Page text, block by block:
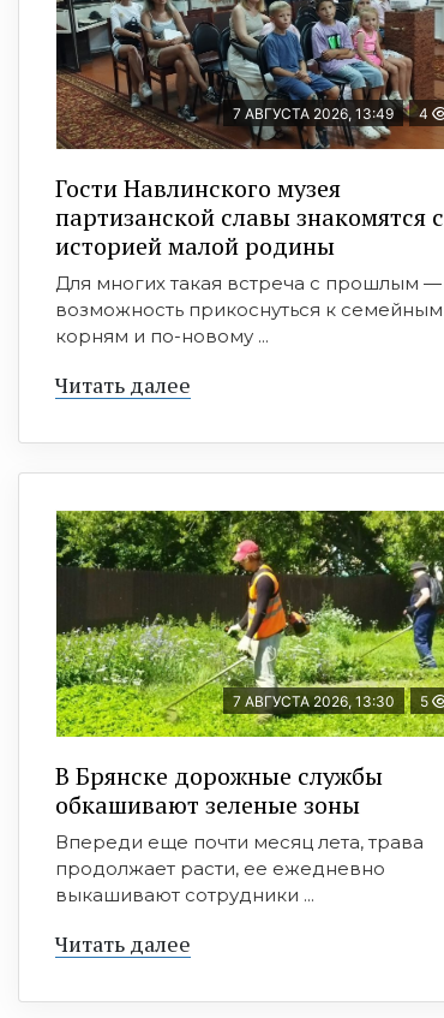
7 АВГУСТА 2026, 13:49 4
Гости Навлинского музея
партизанской славы знакомятся с
историей малой родины
Для многих такая встреча с прошлым —
возможность прикоснуться к семейным
корням и по-новому ...
Читать далее
7 АВГУСТА 2026, 13:30 5
В Брянске дорожные службы
обкашивают зеленые зоны
Впереди еще почти месяц лета, трава
продолжает расти, ее ежедневно
выкашивают сотрудники ...
Читать далее